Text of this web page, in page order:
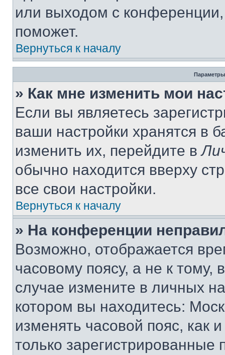
или выходом с
поможет.
Вернуться к началу
Параметры
» Как мне изменить мои
Если вы являетесь
ваши настройки хранятся в
изменить их, перейдите в
обычно находится вверху
все свои настройки.
Вернуться к началу
» На конференции
Возможно, отображается
часовому поясу, а не к тому,
случае измените в личных
котором вы находитесь:
изменять часовой пояс, как
только